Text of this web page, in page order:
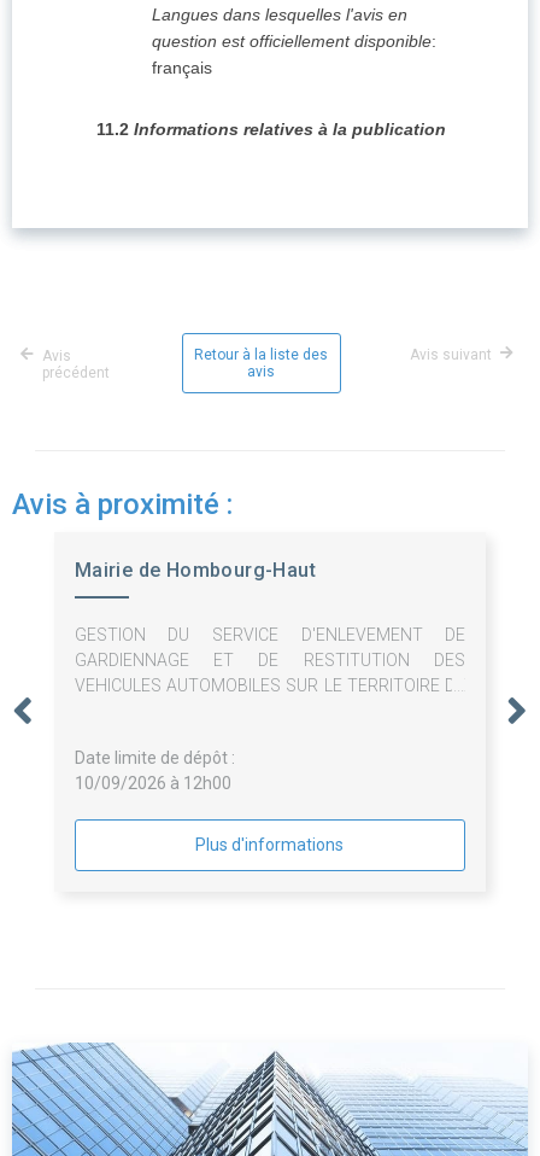
Langues dans lesquelles l'avis en
question est officiellement disponible:
français
11.2 Informations relatives à la publication
Avis
précédent
Retour à la liste des
avis
Avis suivant
Avis à proximité :
Mairie de Hombourg-Haut
GESTION DU SERVICE D'ENLEVEMENT DE
GARDIENNAGE ET DE RESTITUTION DES
VEHICULES AUTOMOBILES SUR LE TERRITOIRE DE
Date limite de dépôt :
10/09/2026 à 12h00
Plus d'informations